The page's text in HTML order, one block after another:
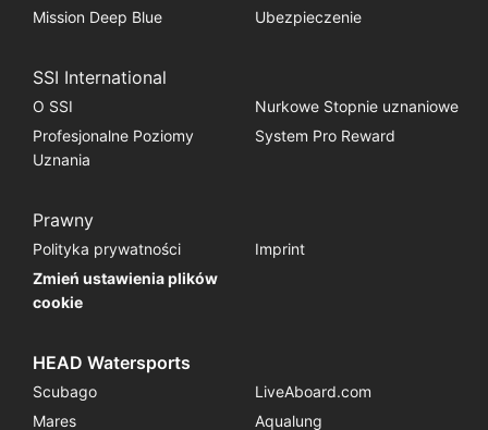
Mission Deep Blue
Ubezpieczenie
SSI International
O SSI
Nurkowe Stopnie uznaniowe
Profesjonalne Poziomy
Uznania
System Pro Reward
Prawny
Polityka prywatności
Imprint
Zmień ustawienia plików
cookie
HEAD Watersports
Scubago
LiveAboard.com
Mares
Aqualung